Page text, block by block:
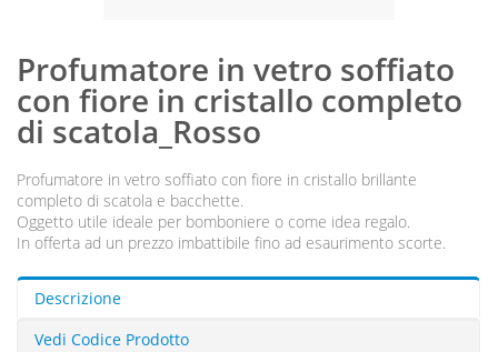
Profumatore in vetro soffiato
con fiore in cristallo completo
di scatola_Rosso
Profumatore in vetro soffiato con fiore in cristallo brillante
completo di scatola e bacchette.
Oggetto utile ideale per bomboniere o come idea regalo.
In offerta ad un prezzo imbattibile fino ad esaurimento scorte.
Descrizione
Vedi Codice Prodotto